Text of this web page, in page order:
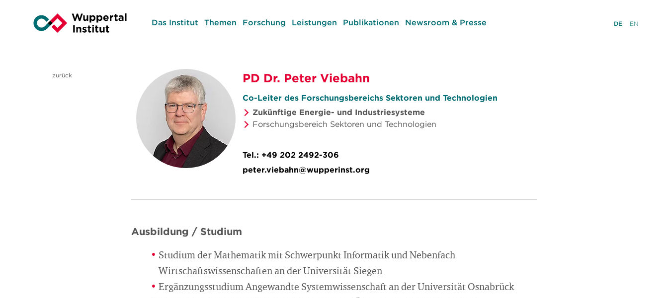
Das Institut Themen Forschung Leistungen Publikationen Newsroom & Presse DE EN
zurück PD Dr. Peter Viebahn
Co-Leiter des Forschungsbereichs Sektoren und Technologien
Zukünftige Energie- und Industriesysteme
Forschungsbereich Sektoren und Technologien
Tel.: +49 202 2492-306
peter.viebahn@wupperinst.org
Ausbildung / Studium
Studium der Mathematik mit Schwerpunkt Informatik und Nebenfach
Wirtschaftswissenschaften an der Universität Siegen
Ergänzungsstudium Angewandte Systemwissenschaft an der Universität Osnabrück